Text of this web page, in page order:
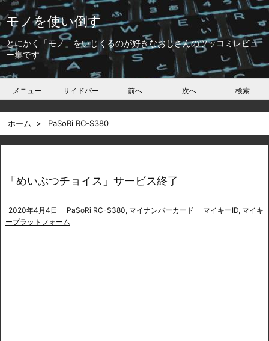
モノを使い倒す
とにかく「モノ」をいじくるのが好きなおじさんのツッコミレビュ
ー集です
メニュー サイドバー 前へ 次へ 検索
ホーム > PaSoRi RC-S380
「めいぶつチョイス」サービス終了
2020年4月4日 PaSoRi RC-S380, マイナンバーカード マイキーID, マイキ
ープラットフォーム